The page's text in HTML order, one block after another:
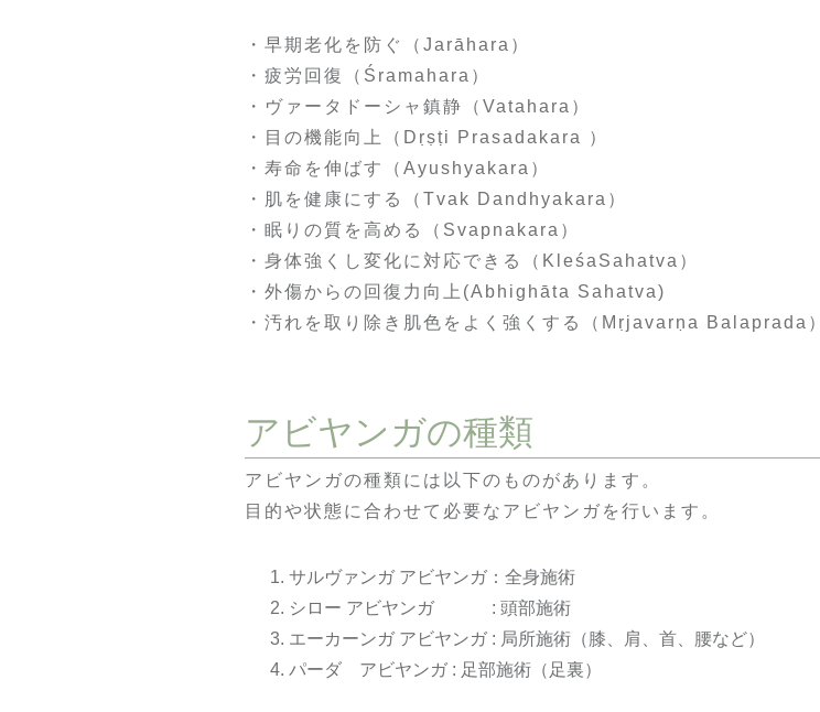
・早期老化を防ぐ（Jarāhara）
・疲労回復（Śramahara）
・ヴァータドーシャ鎮静（Vatahara）
・目の機能向上（Dṛṣṭi Prasadakara ）
・寿命を伸ばす（Ayushyakara）
・肌を健康にする（Tvak Dandhyakara）
・眠りの質を高める（Svapnakara）
・身体強くし変化に対応できる（KleśaSahatva）
・外傷からの回復力向上(Abhighāta Sahatva)
・汚れを取り除き肌色をよく強くする（Mṛjavarṇa Balaprada）
アビヤンガの種類
アビヤンガの種類には以下のものがあります。
目的や状態に合わせて必要なアビヤンガを行います。
サルヴァンガ アビヤンガ：全身施術
シロー アビヤンガ : 頭部施術
エーカーンガ アビヤンガ : 局所施術（膝、肩、首、腰など）
パーダ アビヤンガ : 足部施術（足裏）